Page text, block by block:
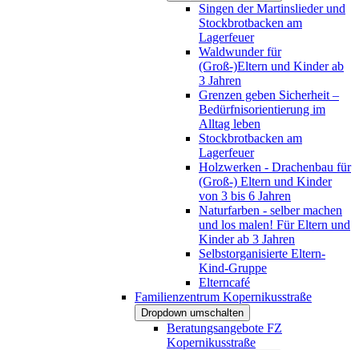
Singen der Martinslieder und
Stockbrotbacken am
Lagerfeuer
Waldwunder für
(Groß-)Eltern und Kinder ab
3 Jahren
Grenzen geben Sicherheit –
Bedürfnisorientierung im
Alltag leben
Stockbrotbacken am
Lagerfeuer
Holzwerken - Drachenbau für
(Groß-) Eltern und Kinder
von 3 bis 6 Jahren
Naturfarben - selber machen
und los malen! Für Eltern und
Kinder ab 3 Jahren
Selbstorganisierte Eltern-
Kind-Gruppe
Elterncafé
Familienzentrum Kopernikusstraße
Dropdown umschalten
Beratungsangebote FZ
Kopernikusstraße